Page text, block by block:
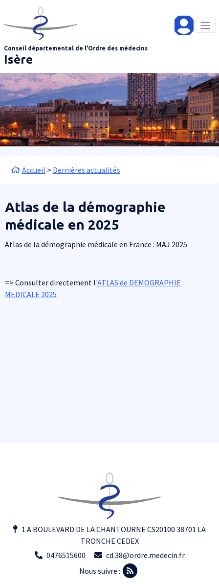
Aller au contenu principal
Conseil départemental de l'Ordre des médecins
Isère
Fil d'Ariane
Accueil Dernières actualités
Atlas de la démographie
médicale en 2025
Corps de texte
Atlas de la démographie médicale en France : MAJ 2025
=> Consulter directement l'ATLAS de DEMOGRAPHIE
MEDICALE 2025
1 A BOULEVARD DE LA CHANTOURNE CS20100 38701 LA
TRONCHE CEDEX
0476515600
cd.38@ordre.medecin.fr
Nous suivre :
Panneau de gestion des cookies